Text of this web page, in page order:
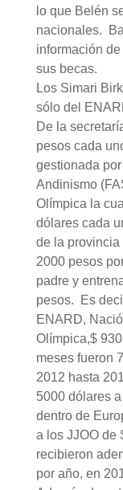
lo que Belén
nacionales.
información
sus becas.
Los Simari
sólo del
De la
pesos cada
gestionada
Andinismo
Olímpica la
dólares cada
de la
2000 pesos
padre y
pesos. Es
ENARD,
Olímpica,$
meses fueron
2012 hasta
5000 dólares
dentro de
a los JJOO de
recibieron
por año, en